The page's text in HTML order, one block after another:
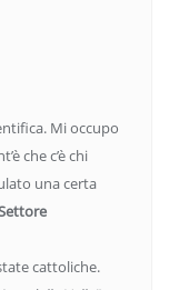
Mi occupo
che c’è chi
una certa
cattoliche.